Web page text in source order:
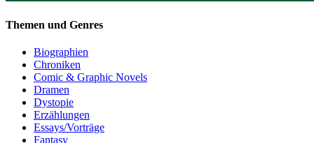
Themen und Genres
Biographien
Chroniken
Comic & Graphic Novels
Dramen
Dystopie
Erzählungen
Essays/Vorträge
Fantasy